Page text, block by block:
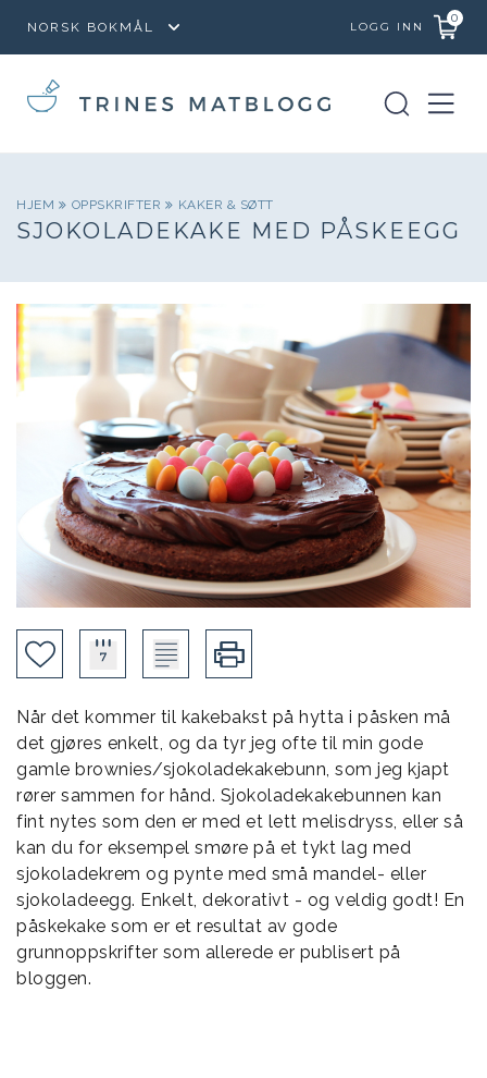
LOGG INN
0
HJEM OPPSKRIFTER KAKER & SØTT
SJOKOLADEKAKE MED PÅSKEEGG
Når det kommer til kakebakst på hytta i påsken må
det gjøres enkelt, og da tyr jeg ofte til min gode
gamle brownies/sjokoladekakebunn, som jeg kjapt
rører sammen for hånd. Sjokoladekakebunnen kan
fint nytes som den er med et lett melisdryss, eller så
kan du for eksempel smøre på et tykt lag med
sjokoladekrem og pynte med små mandel- eller
sjokoladeegg. Enkelt, dekorativt - og veldig godt! En
påskekake som er et resultat av gode
grunnoppskrifter som allerede er publisert på
bloggen.